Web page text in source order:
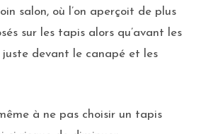
salon, où l’on aperçoit de plus
sur les tapis alors qu’avant les
devant le canapé et les
à ne pas choisir un tapis